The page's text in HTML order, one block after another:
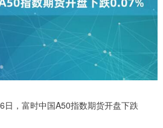
日，富时中国A50指数期货开盘下跌